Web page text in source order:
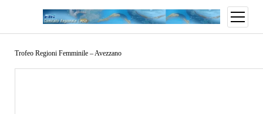
Trofeo Regioni Femminile – Avezzano